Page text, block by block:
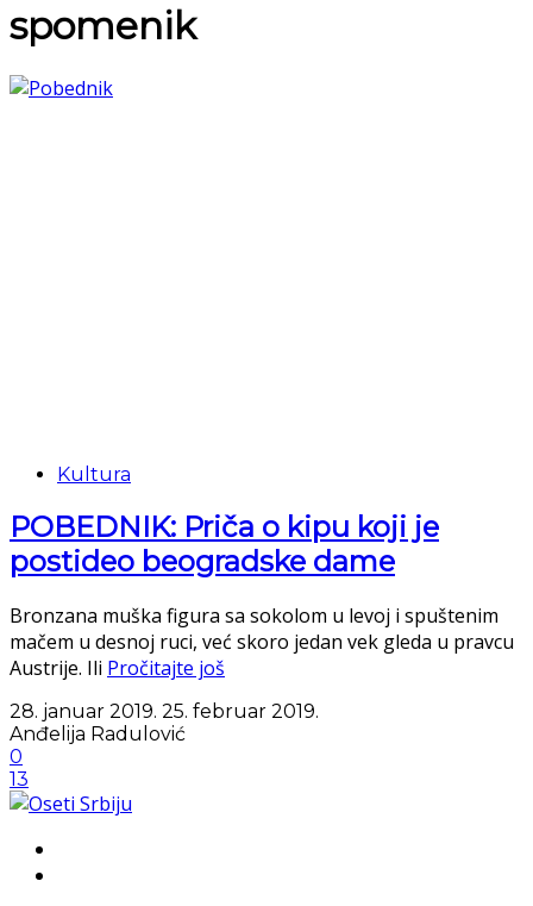
spomenik
Kultura
POBEDNIK: Priča o kipu koji je
postideo beogradske dame
Bronzana muška figura sa sokolom u levoj i spuštenim
mačem u desnoj ruci, već skoro jedan vek gleda u pravcu
Austrije. Ili Pročitajte još
28. januar 2019. 25. februar 2019.
Anđelija Radulović
0
13